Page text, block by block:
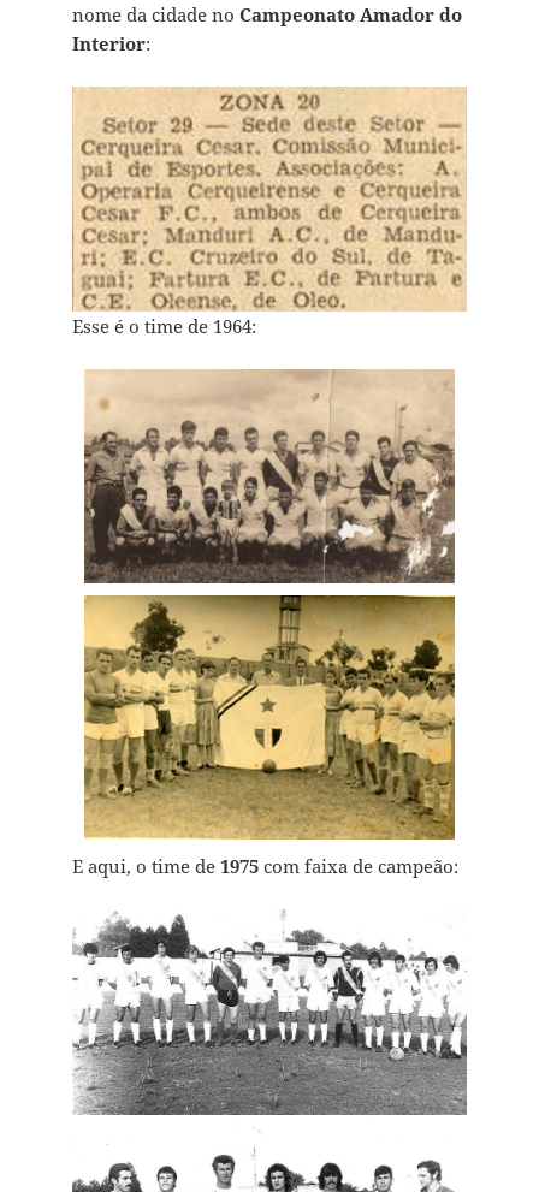
nome da cidade no Campeonato Amador do
Interior:
Esse é o time de 1964:
E aqui, o time de 1975com faixa de campeão: